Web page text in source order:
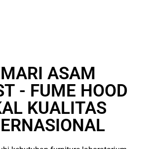
ASAM
- FUME HOOD
KUALITAS